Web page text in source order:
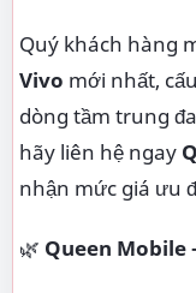
Quý khách hàng
Vivo mới nhất,
dòng tầm trung
hãy liên hệ ngay
nhận mức giá ưu
🌿 Queen Mobile